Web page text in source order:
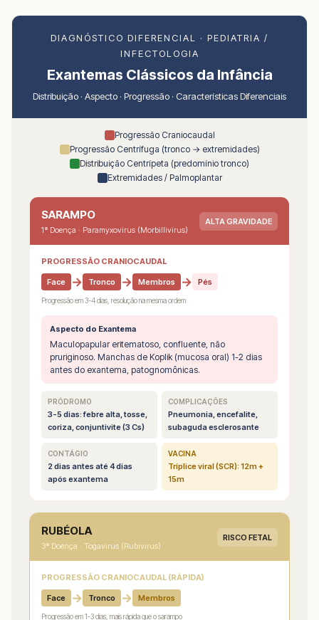
DIAGNÓSTICO DIFERENCIAL · PEDIATRIA /
INFECTOLOGIA
Exantemas Clássicos da Infância
Distribuição · Aspecto · Progressão · Características Diferenciais
Progressão Craniocaudal
Progressão Centrífuga (tronco → extremidades)
Distribuição Centrípeta (predomínio tronco)
Extremidades / Palmoplantar
SARAMPO
1ª Doença · Paramyxovirus (Morbillivirus)
ALTA GRAVIDADE
PROGRESSÃO CRANIOCAUDAL
Face → Tronco → Membros → Pés
Progressão em 3-4 dias, resolução na mesma ordem
Aspecto do Exantema
Maculopapular eritematoso, confluente, não
pruriginoso. Manchas de Koplik (mucosa oral) 1-2 dias
antes do exantema, patognomônicas.
PRÓDROMO
3-5 dias: febre alta, tosse,
coriza, conjuntivite (3 Cs)
COMPLICAÇÕES
Pneumonia, encefalite,
subaguda esclerosante
CONTÁGIO
2 dias antes até 4 dias
após exantema
VACINA
Tríplice viral (SCR): 12m +
15m
RUBÉOLA
3ª Doença · Togavirus (Rubivirus)
RISCO FETAL
PROGRESSÃO CRANIOCAUDAL (RÁPIDA)
Face → Tronco → Membros
Progressão em 1-3 dias, mais rápida que o sarampo